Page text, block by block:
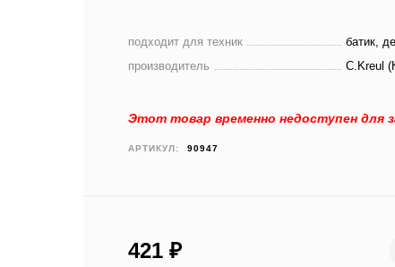
подходит для техник
батик,
производитель
C.Kreul
Этот товар временно недоступен для
АРТИКУЛ: 90947
421₽